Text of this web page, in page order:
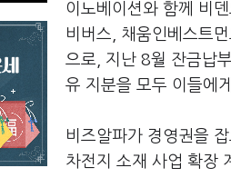
이노베이션와 함께 비
비버스, 채움인베스트
으로, 지난 8월 잔금납
유 지분을 모두 이들에
비즈알파가 경영권을
차전지 소재 사업 확장